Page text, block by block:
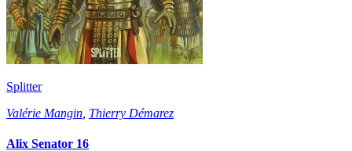
Splitter
Valérie Mangin Thierry Démarez
Alix Senator 16